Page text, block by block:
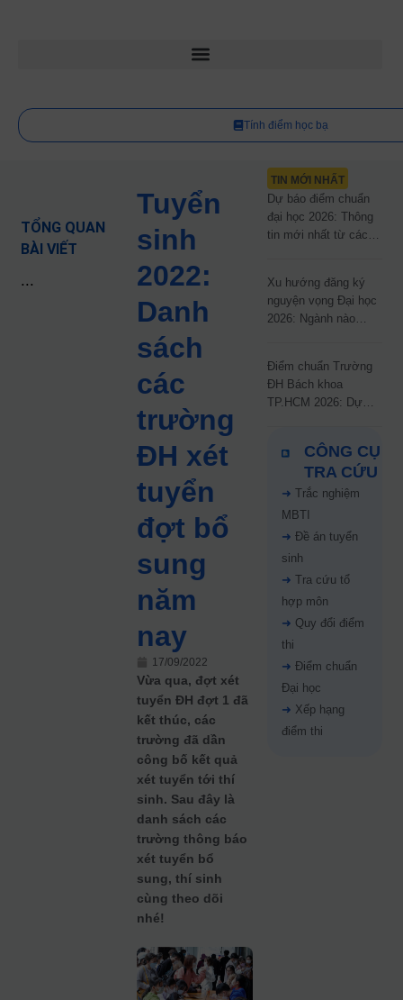
Tính điểm học bạ
TỔNG QUAN
BÀI VIẾT
...
Tuyển
sinh
2022:
Danh
sách
các
trường
ĐH xét
tuyển
đợt bổ
sung
năm
nay
17/09/2022
Vừa qua, đợt xét
tuyển ĐH đợt 1 đã
kết thúc, các
trường đã dần
công bố kết quả
xét tuyển tới thí
sinh. Sau đây là
danh sách các
trường thông báo
xét tuyển bổ
sung, thí sinh
cùng theo dõi
nhé!
TIN MỚI NHẤT
Dự báo điểm chuẩn
đại học 2026: Thông
tin mới nhất từ các
Xu hướng đăng ký
nguyện vọng Đại học
2026: Ngành nào
Điểm chuẩn Trường
ĐH Bách khoa
TP.HCM 2026: Dự
67%
CÔNG CỤ
TRA CỨU
➜ Trắc nghiệm
MBTI
➜ Đề án tuyển
sinh
➜ Tra cứu tổ
hợp môn
➜ Quy đổi điểm
thi
➜ Điểm chuẩn
Đại học
➜ Xếp hạng
điểm thi